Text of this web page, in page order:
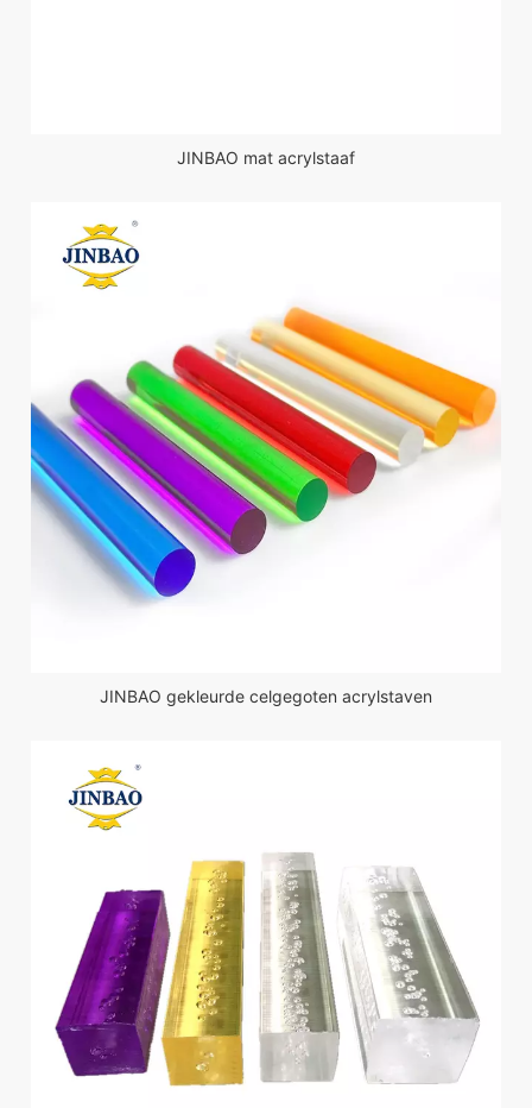
JINBAO mat acrylstaaf
JINBAO gekleurde celgegoten acrylstaven